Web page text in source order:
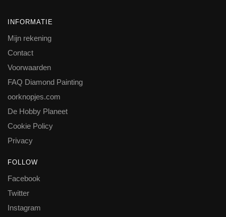
INFORMATIE
Mijn rekening
Contact
Voorwaarden
FAQ Diamond Painting
oorknopjes.com
De Hobby Planeet
Cookie Policy
Privacy
FOLLOW
Facebook
Twitter
Instagram